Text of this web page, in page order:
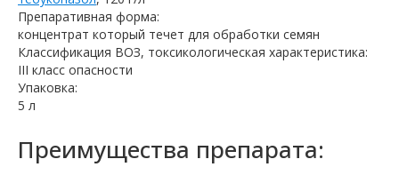
Препаративная форма:
концентрат который течет для обработки семян
Классификация ВОЗ, токсикологическая характеристика:
III класс опасности
Упаковка:
5 л
Преимущества препарата: